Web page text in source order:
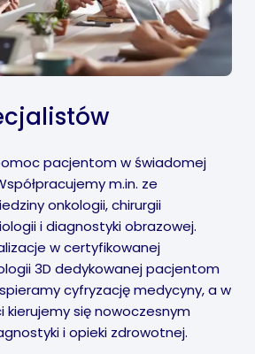
pacjentom w świadomej
m.in. ze
onkologii, chirurgii
i diagnostyki obrazowej.
w certyfikowanej
3D dedykowanej pacjentom
cyfryzację medycyny, a w
kierujemy się nowoczesnym
i opieki zdrowotnej.